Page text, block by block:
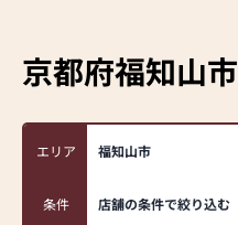
京都府福知山市
エリア 福知山市
条件 店舗の条件で絞り込む